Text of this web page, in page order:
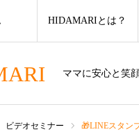
ママに安心と笑
HIDAMARIとは？
ビデオセミナー 🎁LINEスタン